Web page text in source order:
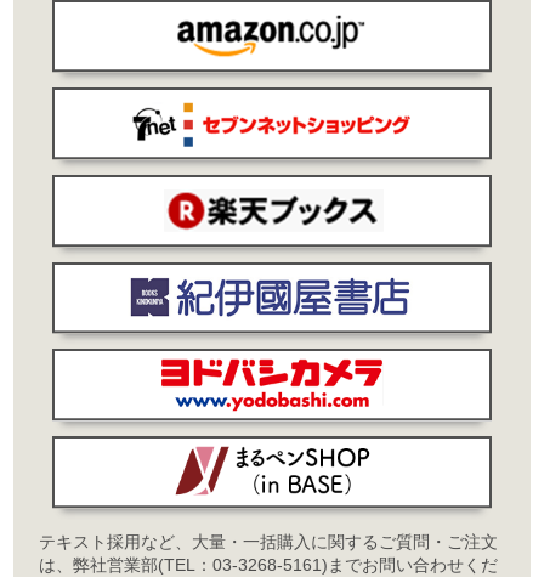
テキスト採用など、大量・一括購入に関するご質問・ご注文
は、弊社営業部(TEL：03-3268-5161)までお問い合わせくだ